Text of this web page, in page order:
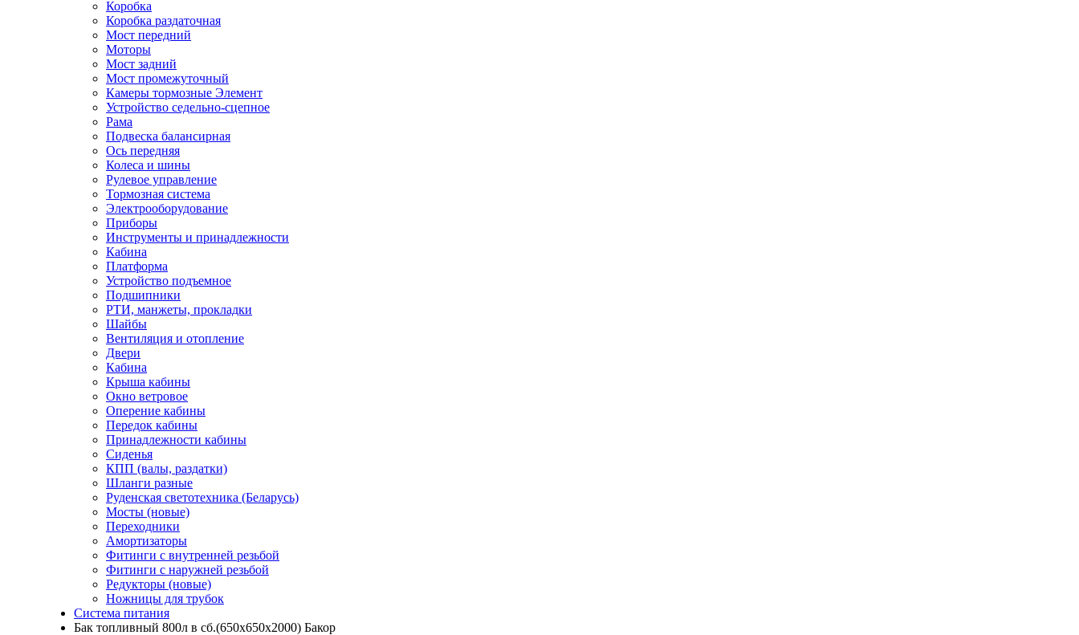
Коробка
Коробка раздаточная
Мост передний
Моторы
Мост задний
Мост промежуточный
Камеры тормозные Элемент
Устройство седельно-сцепное
Рама
Подвеска балансирная
Ось передняя
Колеса и шины
Рулевое управление
Тормозная система
Электрооборудование
Приборы
Инструменты и принадлежности
Кабина
Платформа
Устройство подъемное
Подшипники
РТИ, манжеты, прокладки
Шайбы
Вентиляция и отопление
Двери
Кабина
Крыша кабины
Окно ветровое
Оперение кабины
Передок кабины
Принадлежности кабины
Сиденья
КПП (валы, раздатки)
Шланги разные
Руденская светотехника (Беларусь)
Мосты (новые)
Переходники
Амортизаторы
Фитинги с внутренней резьбой
Фитинги с наружней резьбой
Редукторы (новые)
Ножницы для трубок
Система питания
Бак топливный 800л в сб.(650х650х2000) Бакор